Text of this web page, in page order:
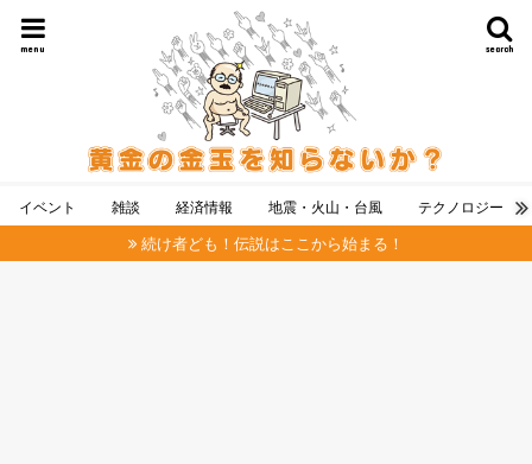
search
menu
イベント 雑談 経済情報 地震・火山・台風 テクノロジー
続け者ども！伝説はここから始まる！